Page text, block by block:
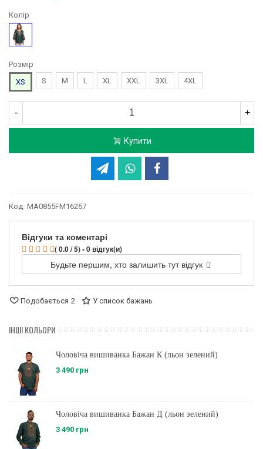
Колір
Зелений
Розмір
XS
S M L XL XXL 3XL 4XL
- +
Купити
Код: MA0855FM16267
Відгуки та коментарі
( 0.0 / 5) - 0 відгук(и)
Будьте першим, хто залишить тут відгук
Подобається 2 У список бажань
ІНШІ КОЛЬОРИ
Чоловіча вишиванка Бажан К (льон зелений)
3 490 грн
Чоловіча вишиванка Бажан Д (льон зелений)
3 490 грн